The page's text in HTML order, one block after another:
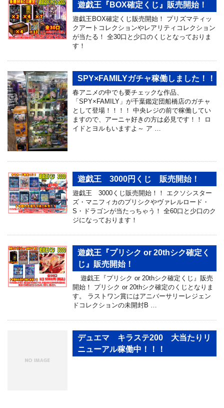
遊戯王『BOX確定くじ』販売開始！
遊戯王BOX確定くじ販売開始！ プリズマティッ
クアートコレクションやレアリティコレクション
が当たる！ 全30口と少口のくじとなっておりま
す！
SPY×FAMILYガチャ稼働しました！！
春アニメの中でも要チェックな作品、
「SPY×FAMILY」が千葉鑑定団船橋店のガチャ
として登場！！！！ 中央レジの前で稼働してい
ますので、アーニャ好きの方は必見です！！ ロ
イドとヨルもいますよ～ ア …
遊戯王 3000円くじ 販売開始！
遊戯王 3000くじ販売開始！！ エクソシスター
ズ・マニフィカのプリシクやヴァレルロード・
S・ドラゴンが当たっちゃう！ 全60口と少口のク
ジになっております！
遊戯王『プリシク or 20thシク確定く
じ』販売開始！
遊戯王『プリシク or 20thシク確定くじ』販売
開始！ プリシク or 20thシク確定のくじとなりま
す。 ラストワン賞にはアニバーサリーレジェン
ドコレクションの未開封B …
デュエマ キラステ200 大当たりリ
ニューアル稼働中！！！